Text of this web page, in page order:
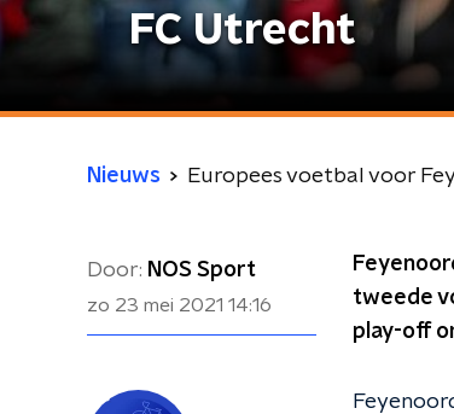
FC Utrecht
Nieuws Europees voetbal voor
Door: NOS Sport
zo 23 mei 2021 14:16
tweede
play-off